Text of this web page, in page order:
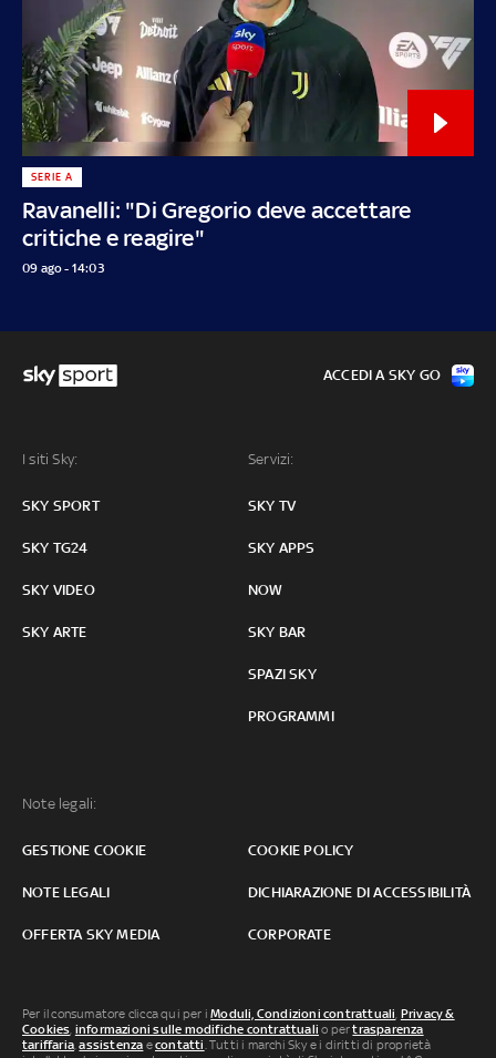
Ravanelli: "Di Gregorio deve accettare
critiche e reagire"
SERIE A
09 ago - 14:03
I siti Sky:
SKY SPORT
SKY TG24
SKY VIDEO
SKY ARTE
Servizi:
SKY TV
SKY APPS
NOW
SKY BAR
SPAZI SKY
PROGRAMMI
Note legali:
GESTIONE COOKIE COOKIE POLICY
NOTE LEGALI DICHIARAZIONE DI ACCESSIBILITÀ
OFFERTA SKY MEDIA CORPORATE
ACCEDI A SKY GO
Per il consumatore clicca qui per iModuli, Condizioni contrattuali Privacy &
Cookies informazioni sulle modifiche contrattuali o pertrasparenza
tariffaria ,assistenza econtatti . Tutti i marchi Sky e i diritti di proprietà